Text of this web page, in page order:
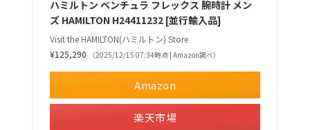
ハミルトン ベンチュラ フレックス 腕時計 メン
ズ HAMILTON H24411232 [並行輸入品]
Visit the HAMILTON(ハミルトン) Store
¥125,290
（2025/12/15 07:34時点 | Amazon調べ）
Amazon
楽天市場